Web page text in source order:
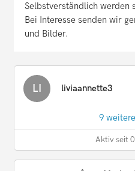
Selbstverständlich werden
Bei Interesse senden wir
und Bilder.
LI liviaannette3
9
Aktiv seit